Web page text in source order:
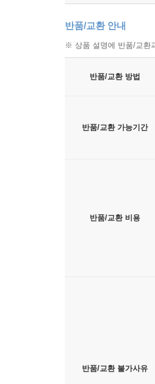
반품/교환 안내
※ 상품 설명에 반품/교환
반품/교환 방법
반품/교환 가능기간
반품/교환 비용
반품/교환 불가사유